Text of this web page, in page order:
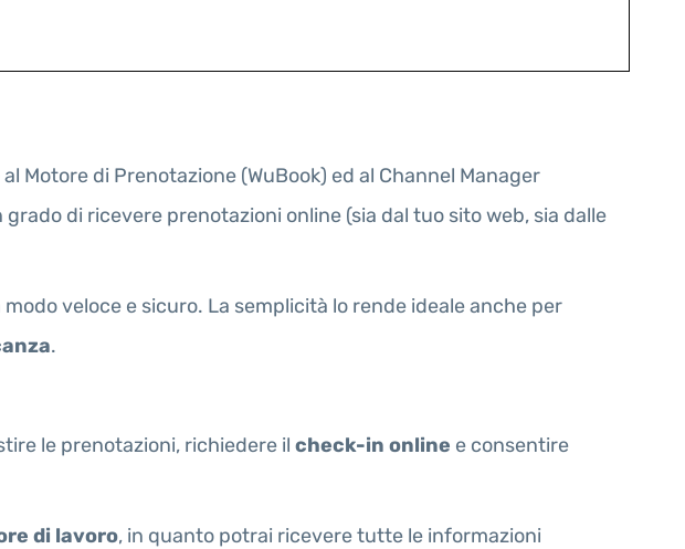
Motore di Prenotazione (WuBook) ed al Channel Manager
di ricevere prenotazioni online (sia dal tuo sito web, sia dalle
modo veloce e sicuro. La semplicità lo rende ideale anche per
.
le prenotazioni, richiedere il check-in online e consentire
di lavoro, in quanto potrai ricevere tutte le informazioni